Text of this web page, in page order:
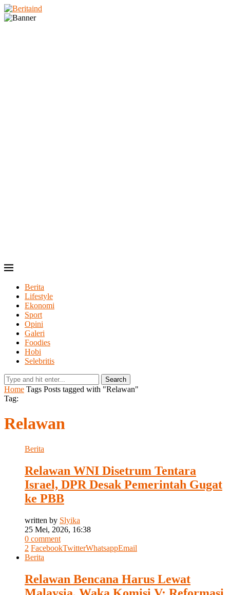
Berita
Lifestyle
Ekonomi
Sport
Opini
Galeri
Foodies
Hobi
Selebritis
Search
Home Tags Posts tagged with "Relawan"
Tag:
Relawan
Berita
Relawan WNI Disetrum Tentara
Israel, DPR Desak Pemerintah Gugat
ke PBB
written by Slyika
25 Mei, 2026, 16:38
0 comment
2 FacebookTwitterWhatsappEmail
Berita
Relawan Bencana Harus Lewat